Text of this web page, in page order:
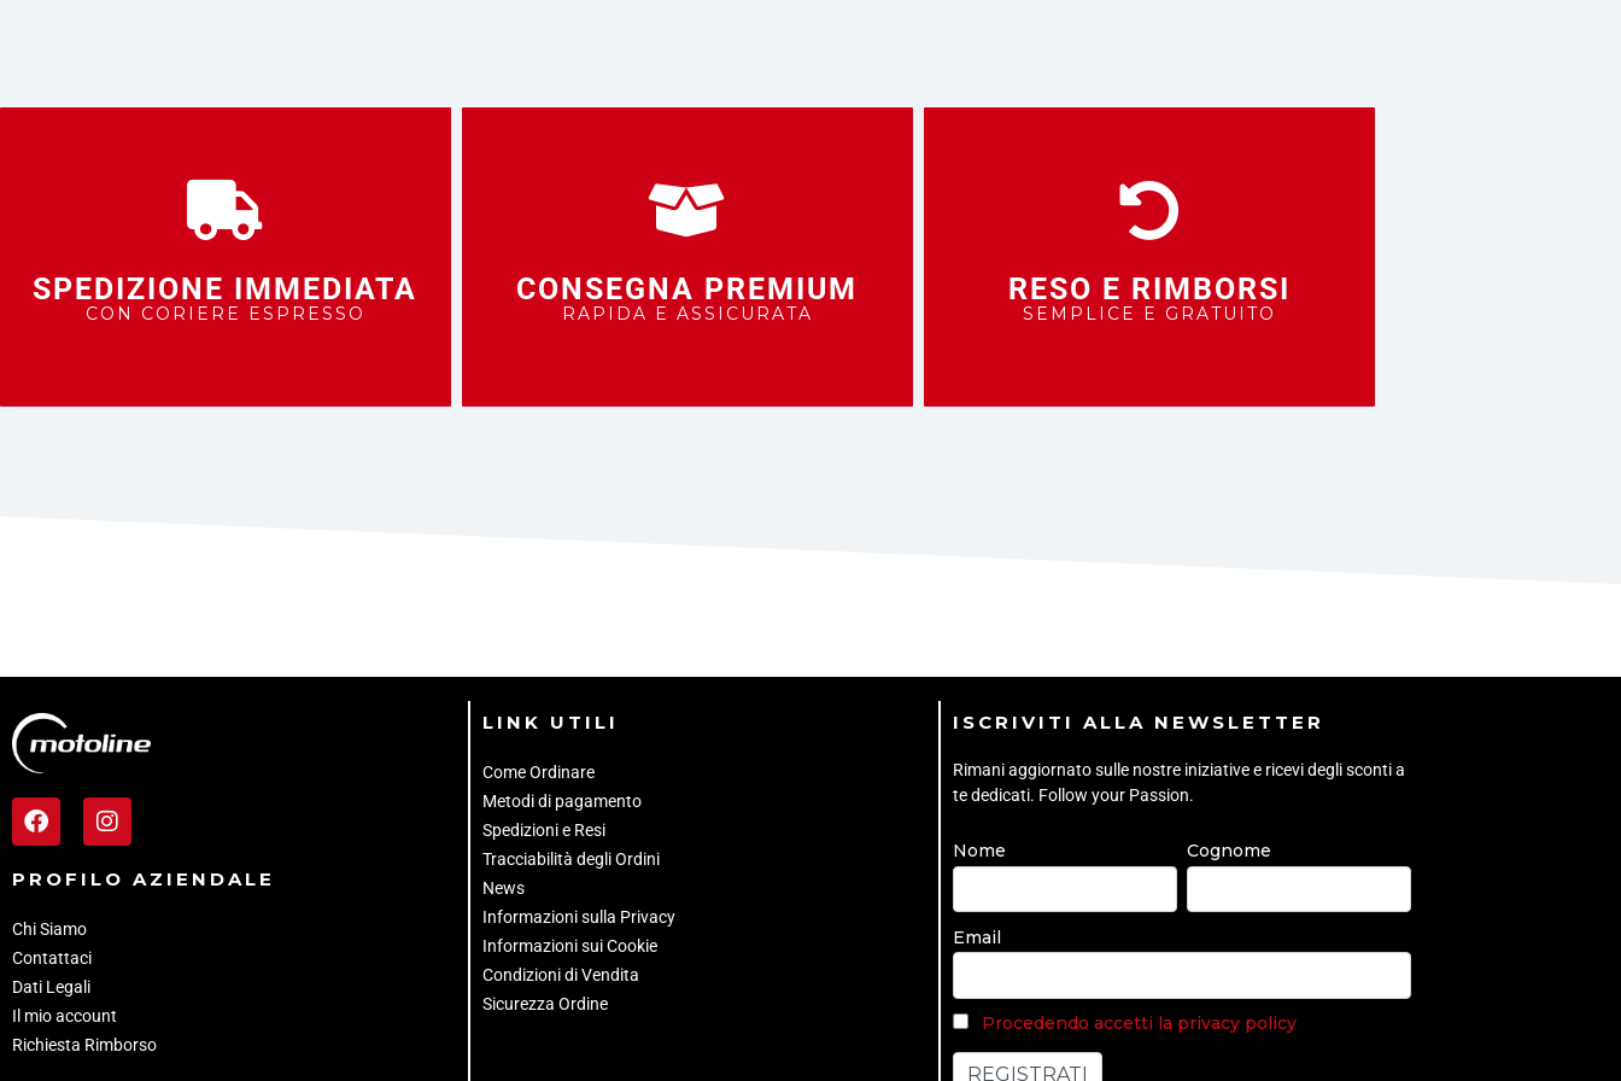
SPEDIZIONE IMMEDIATA
CON CORIERE ESPRESSO
CONSEGNA PREMIUM
RAPIDA E ASSICURATA
RESO E RIMBORSI
SEMPLICE E GRATUITO
PROFILO AZIENDALE
Chi Siamo
Contattaci
Dati Legali
Il mio account
Richiesta Rimborso
LINK UTILI
Come Ordinare
Metodi di pagamento
Spedizioni e Resi
Tracciabilità degli Ordini
News
Informazioni sulla Privacy
Informazioni sui Cookie
Condizioni di Vendita
Sicurezza Ordine
ISCRIVITI ALLA NEWSLETTER
Rimani aggiornato sulle nostre iniziative e ricevi degli sconti a
te dedicati. Follow your Passion.
Nome Cognome
Email
Procedendo accetti la privacy policy